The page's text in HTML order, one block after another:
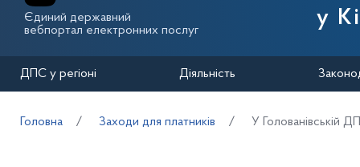
Єдиний державний
вебпортал електронних послуг
у
ДПС у регіоні Діяльність
Головна Заходи для платників У Голованівській